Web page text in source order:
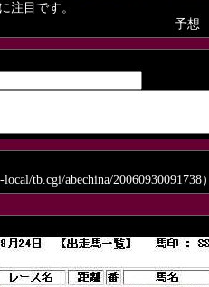
注目です。
予想
tb.cgi/abechina/20060930091738）